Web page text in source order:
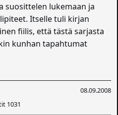
suosittelen lukemaan ja
Itselle tuli kirjan
fiilis, että tästä sarjasta
kunhan tapahtumat
08.09.2008
1031